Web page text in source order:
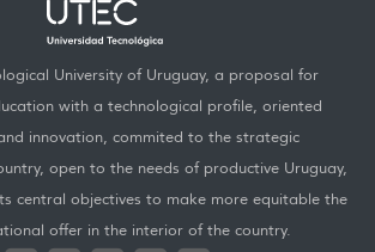
University of Uruguay, a proposal for
with a technological profile, oriented
innovation, commited to the strategic
open to the needs of productive Uruguay,
central objectives to make more equitable the
offer in the interior of the country.